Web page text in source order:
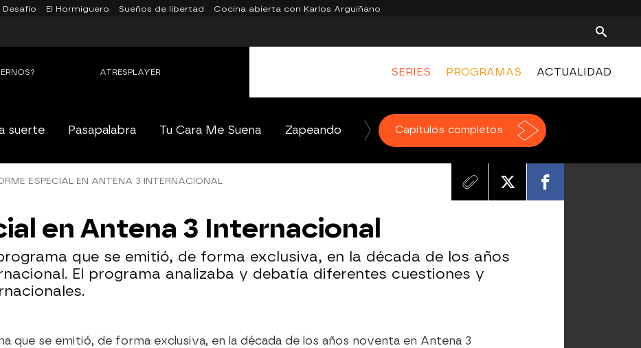
Desafío El Hormiguero Sueños de libertad Cocina abierta con Karlos Arguiñano
SERIES PROGRAMAS ACTUALIDAD
ATRESPLAYER
suerte Pasapalabra Tu Cara Me Suena Zapeando La Voz Homo Zapping El Hormiguero
Capítulos completos
ESPECIAL EN ANTENA 3 INTERNACIONAL
en Antena 3 Internacional
que se emitió, de forma exclusiva, en la década de los años
El programa analizaba y debatía diferentes cuestiones y
que se emitió, de forma exclusiva, en la década de los años noventa en Antena 3